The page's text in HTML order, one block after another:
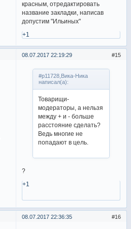
красным, отредактировать
название закладки, написав
допустим "Ильиных"
+1
15
08.07.2017 22:19:29
#p11728,Вика-Ника
написал(а):
Товарищи-
модераторы, а нельзя
между + и - больше
расстояние сделать?
Ведь многие не
попадают в цель.
?
+1
16
08.07.2017 22:36:35